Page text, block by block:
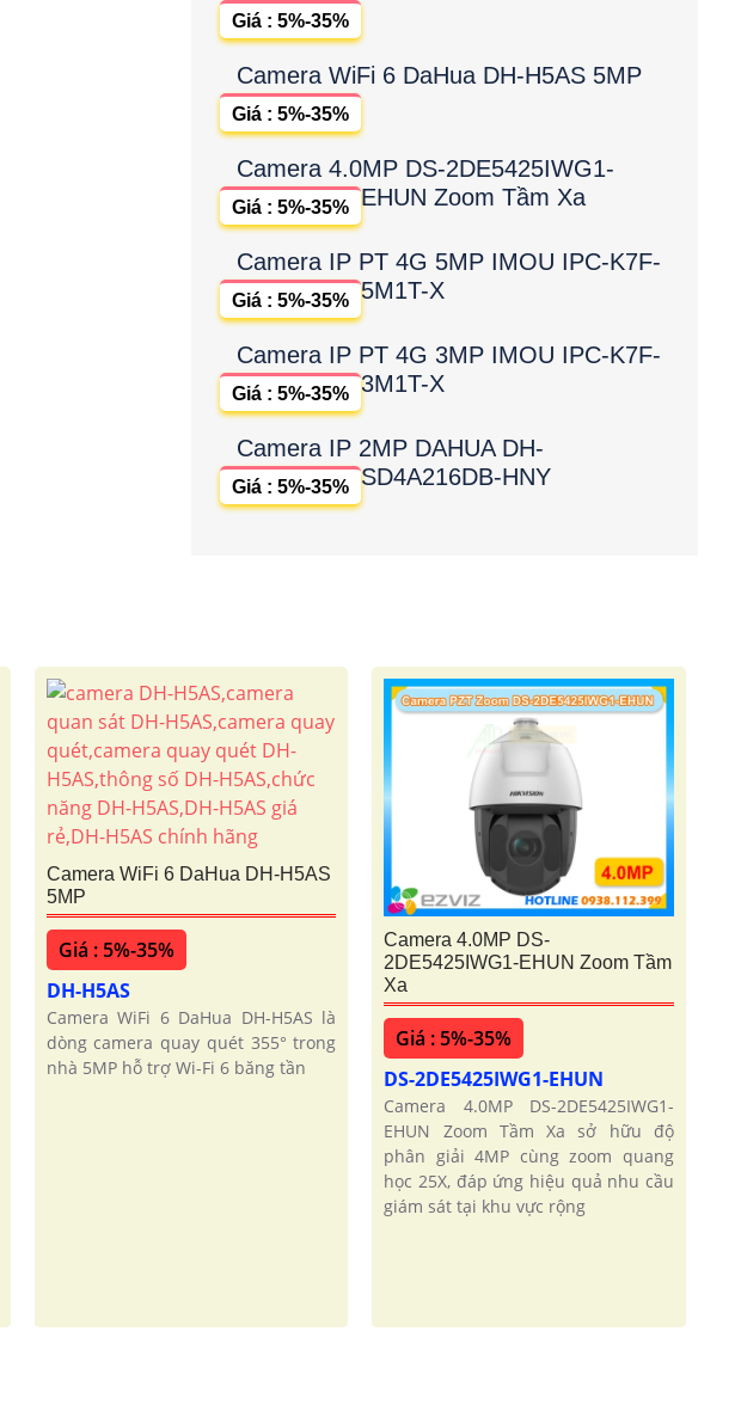
Giá : 5%-35%
Camera WiFi 6 DaHua DH-H5AS 5MP
Giá : 5%-35%
Camera 4.0MP DS-2DE5425IWG1-
EHUN Zoom Tầm Xa
Giá : 5%-35%
Camera IP PT 4G 5MP IMOU IPC-K7F-
5M1T-X
Giá : 5%-35%
Camera IP PT 4G 3MP IMOU IPC-K7F-
3M1T-X
Giá : 5%-35%
Camera IP 2MP DAHUA DH-
SD4A216DB-HNY
Giá : 5%-35%
Camera WiFi 6 DaHua DH-H5AS
5MP
Giá : 5%-35%
DH-H5AS
Camera WiFi 6 DaHua DH-H5AS là
dòng camera quay quét 355° trong
nhà 5MP hỗ trợ Wi-Fi 6 băng tần
Camera 4.0MP DS-
2DE5425IWG1-EHUN Zoom Tầm
Xa
Giá : 5%-35%
DS-2DE5425IWG1-EHUN
Camera 4.0MP DS-2DE5425IWG1-
EHUN Zoom Tầm Xa sở hữu độ
phân giải 4MP cùng zoom quang
học 25X, đáp ứng hiệu quả nhu cầu
giám sát tại khu vực rộng